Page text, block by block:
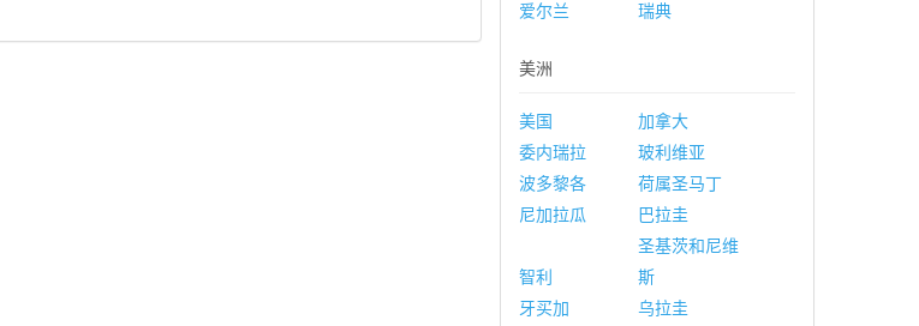
爱尔兰
瑞典
美洲
美国
加拿大
委内瑞拉
玻利维亚
波多黎各
荷属圣马丁
尼加拉瓜
巴拉圭
智利
圣基茨和尼维
斯
牙买加
乌拉圭